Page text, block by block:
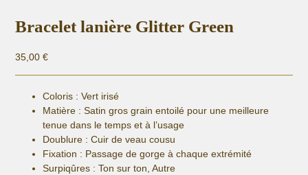
Bracelet lanière Glitter Green
35,00€
Coloris : Vert irisé
Matière : Satin gros grain entoilé pour une meilleure
tenue dans le temps et à l’usage
Doublure : Cuir de veau cousu
Fixation : Passage de gorge à chaque extrémité
Surpiqûres : Ton sur ton, Autre